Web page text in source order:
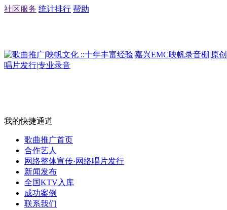
社区服务 统计排行 帮助
我的快捷通道
歌曲推广首页
合作艺人
网络整体宣传·网络唱片发行
新闻发布
全国KTV入库
成功案例
联系我们